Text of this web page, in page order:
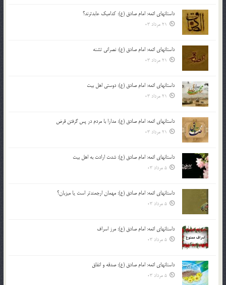
داستانهای ائمه: امام صادق (ع): کدامیک عابدترند؟
21 مرداد 03
داستانهای ائمه: امام صادق (ع): نصرانی تشنه
21 مرداد 03
داستانهای ائمه: امام صادق (ع): دوستی اهل بیت
21 مرداد 03
داستانهای ائمه: امام صادق (ع): مدارا با مردم در پس گرفتن قرض
21 مرداد 03
داستانهای ائمه: امام صادق (ع): شدت ارادت به اهل بیت
5 مرداد 03
داستانهای ائمه: امام صادق (ع): مهمان ارجمندتر است یا میزبان؟
5 مرداد 03
داستانهای ائمه: امام صادق (ع): مرز اسراف
5 مرداد 03
داستانهای ائمه: امام صادق (ع): صدقه و انفاق
5 مرداد 03